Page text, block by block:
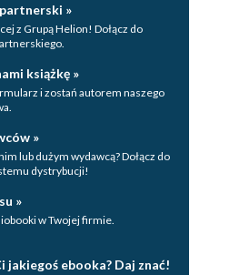
»
z Grupą Helion! Dołącz do
książkę »
i zostań autorem naszego
»
lub dużym wydawcą? Dołącz do
dystrybucji!
»
w Twojej firmie.
jakiegoś ebooka? Daj znać!